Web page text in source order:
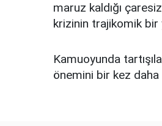
maruz kaldığı
krizinin trajikomik bir
Kamuoyunda
önemini bir kez daha